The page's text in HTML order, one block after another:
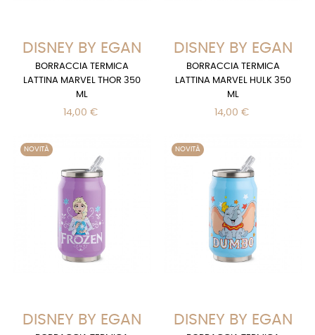
DISNEY BY EGAN
BORRACCIA TERMICA
LATTINA MARVEL THOR 350
ML
14,00 €
DISNEY BY EGAN
BORRACCIA TERMICA
LATTINA MARVEL HULK 350
ML
14,00 €
NOVITÀ
DISNEY BY EGAN
NOVITÀ
DISNEY BY EGAN